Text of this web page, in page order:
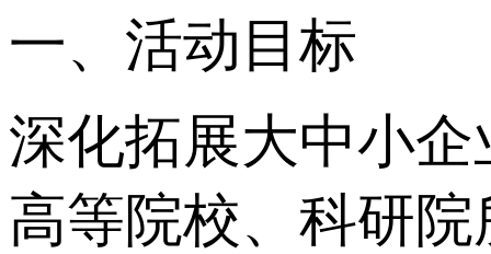
一、活动目标
深化拓展大中小
高等院校、科研